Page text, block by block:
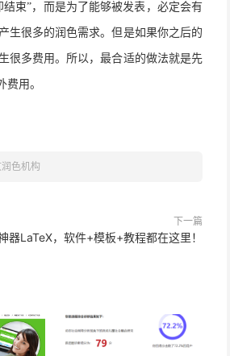
束”，而是为了能够被发表，必定会有
生很多的润色需求。但是如果你之后的
很多费用。所以，最合适的做法就是先
用。
色机构
下一篇
器LaTeX，软件+模板+教程都在这里！